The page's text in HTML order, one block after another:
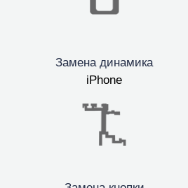
Замена динамика
iPhone